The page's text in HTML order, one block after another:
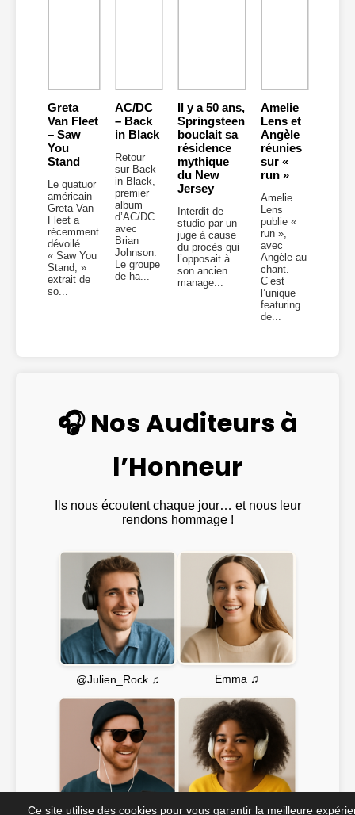
Greta
Van Fleet
– Saw
You
Stand
Le quatuor
américain
Greta Van
Fleet a
récemment
dévoilé
« Saw You
Stand, »
extrait de
so...
AC/DC
– Back
in Black
Retour
sur Back
in Black,
premier
album
d’AC/DC
avec
Brian
Johnson.
Le groupe
de ha...
Il y a 50 ans,
Springsteen
bouclait sa
résidence
mythique
du New
Jersey
Interdit de
studio par un
juge à cause
du procès qui
l’opposait à
son ancien
manage...
Amelie
Lens et
Angèle
réunies
sur «
run »
Amelie
Lens
publie «
run »,
avec
Angèle au
chant.
C’est
l’unique
featuring
de...
🎧 Nos Auditeurs à
l’Honneur
Ils nous écoutent chaque jour… et nous leur
rendons hommage !
@Julien_Rock ♫ Emma ♫
Ce site utilise des cookies pour vous garantir la meilleure